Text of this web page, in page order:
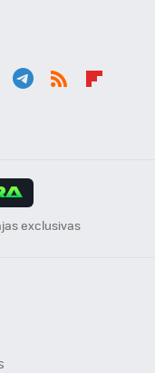
exclusivas